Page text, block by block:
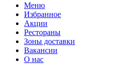
Меню
Избранное
Акции
Рестораны
Зоны доставки
Вакансии
О нас